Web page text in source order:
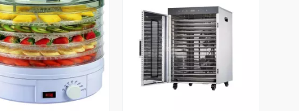
Vista Previa Vista Previa